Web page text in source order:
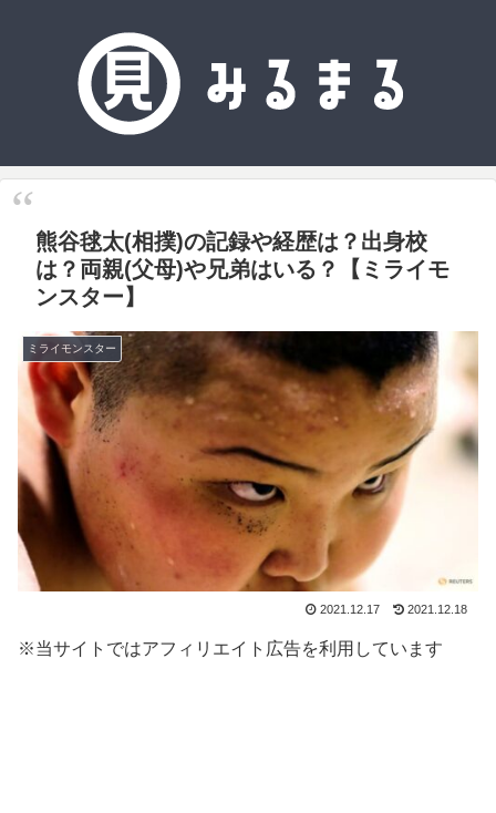
熊谷毬太(相撲)の記録や経歴は？出身校
は？両親(父母)や兄弟はいる？【ミライモ
ンスター】
ミライモンスター
2021.12.17 2021.12.18
※当サイトではアフィリエイト広告を利用しています